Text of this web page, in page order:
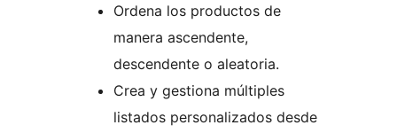
Ordena los productos de
manera ascendente,
descendente o aleatoria.
Crea y gestiona múltiples
listados personalizados desde